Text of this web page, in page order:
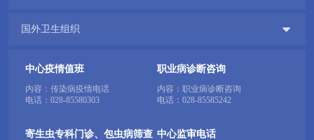
政务公开
国外卫生组织 
中心疫情值班
内容：传染病疫情电话
电话： 028-85580303
职业病诊断咨询
内容：职业病诊断咨询
电话： 028-85585242
寄生虫专科门诊、包虫病筛查 中心监审电话